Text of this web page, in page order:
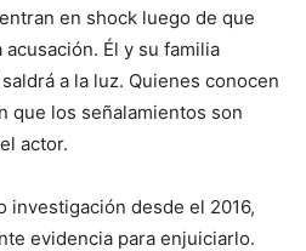
en shock luego de que
Él y su familia
a la luz. Quienes conocen
que los señalamientos son
actor.
investigación desde el 2016,
evidencia para enjuiciarlo.